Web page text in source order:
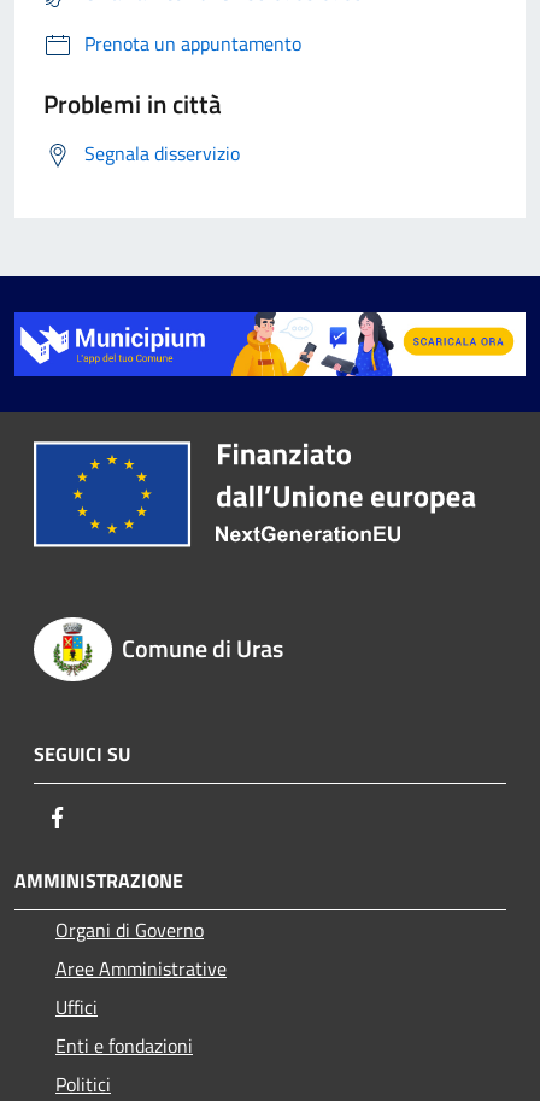
Prenota un appuntamento
Problemi in città
Segnala disservizio
Comune di Uras
SEGUICI SU
AMMINISTRAZIONE
Organi di Governo
Aree Amministrative
Uffici
Enti e fondazioni
Politici